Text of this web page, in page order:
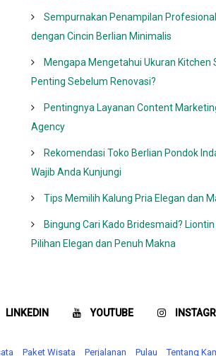
Sempurnakan Penampilan
dengan Cincin Berlian Minimalis
Mengapa Mengetahui Ukuran Kitchen
Penting Sebelum Renovasi?
Pentingnya Layanan Content
Agency
Rekomendasi Toko Berlian Pondok
Wajib Anda Kunjungi
Tips Memilih Kalung Pria Elegan dan
Bingung Cari Kado Bridesmaid?
Pilihan Elegan dan Penuh Makna
LINKEDIN YOUTUBE
Paket Wisata Perjalanan Pulau Tentang